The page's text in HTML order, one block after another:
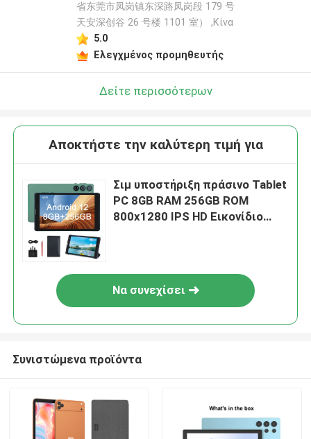
省东莞市凤岗镇东深路凤岗段 179 号
天安深创谷 26 号楼 1101 室） ,Κίνα
5.0
Ελεγχμένος προμηθευτής
Δείτε περισσότερων
Αποκτήστε την καλύτερη τιμή για
Σιμ υποστήριξη πράσινο Tablet
PC 8GB RAM 256GB ROM
800x1280 IPS HD Εικονίδιο
Να συνεχίσει
Συνιστώμενα προϊόντα